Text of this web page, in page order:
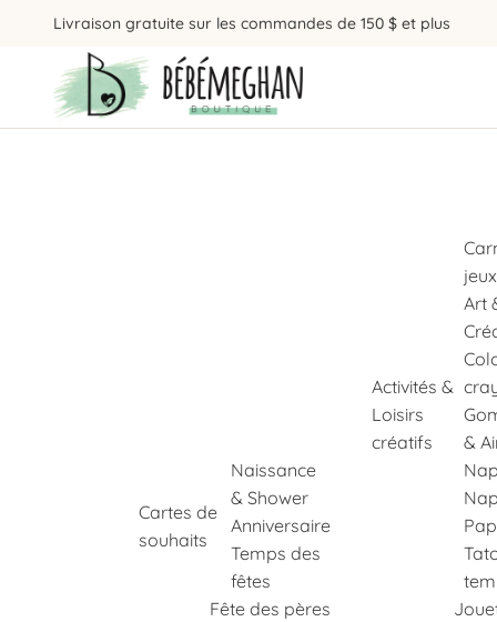
Livraison gratuite sur les commandes de 150 $ et plus
Cartes de
souhaits
Naissance
& Shower
Anniversaire
Temps des
fêtes
Fête des pères
Activités &
Loisirs
créatifs
jeux
Art
&